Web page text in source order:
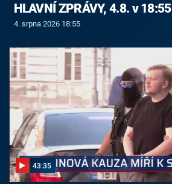
HLAVNÍ ZPRÁVY, 4.8. v 18:55
4. srpna 2026 18:55
43:35